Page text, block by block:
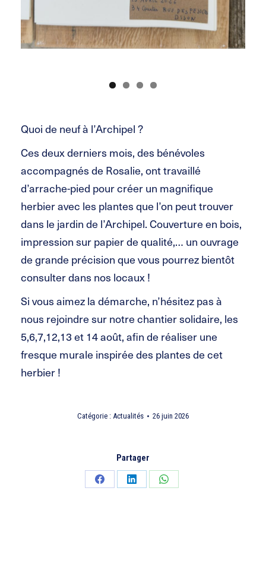
Quoi de neuf à l’Archipel ?
Ces deux derniers mois, des bénévoles
accompagnés de Rosalie, ont travaillé
d’arrache-pied pour créer un magnifique
herbier avec les plantes que l’on peut trouver
dans le jardin de l’Archipel. Couverture en bois,
impression sur papier de qualité,… un ouvrage
de grande précision que vous pourrez bientôt
consulter dans nos locaux !
Si vous aimez la démarche, n’hésitez pas à
nous rejoindre sur notre chantier solidaire, les
5,6,7,12,13 et 14 août, afin de réaliser une
fresque murale inspirée des plantes de cet
herbier !
Catégorie : Actualités 26 juin 2026
Partager
PartagerPartagerPartager